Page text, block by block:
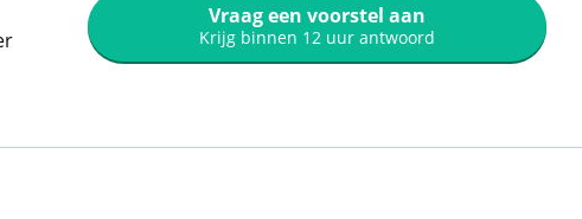
Vraag een voorstel aan
Krijg binnen 12 uur antwoord